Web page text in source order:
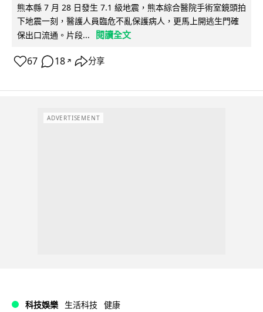
熊本縣 7 月 28 日發生 7.1 級地震，熊本綜合醫院手術室鏡頭拍
下地震一刻，醫護人員臨危不亂保護病人，更馬上開逃生門確
保出口流通。片段...
閱讀全文
67 18 ↗ 分享
ADVERTISEMENT
科技娛樂 生活科技 健康